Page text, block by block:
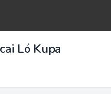
Ló Kupa